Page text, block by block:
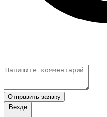
Отправить заявку
Везде